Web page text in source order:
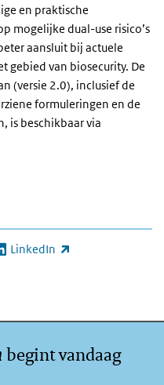
en praktische
mogelijke dual-use risico’s
aansluit bij actuele
gebied van biosecurity. De
(versie 2.0), inclusief de
formuleringen en de
is beschikbaar via
link)
LinkedIn
link)
begint vandaag